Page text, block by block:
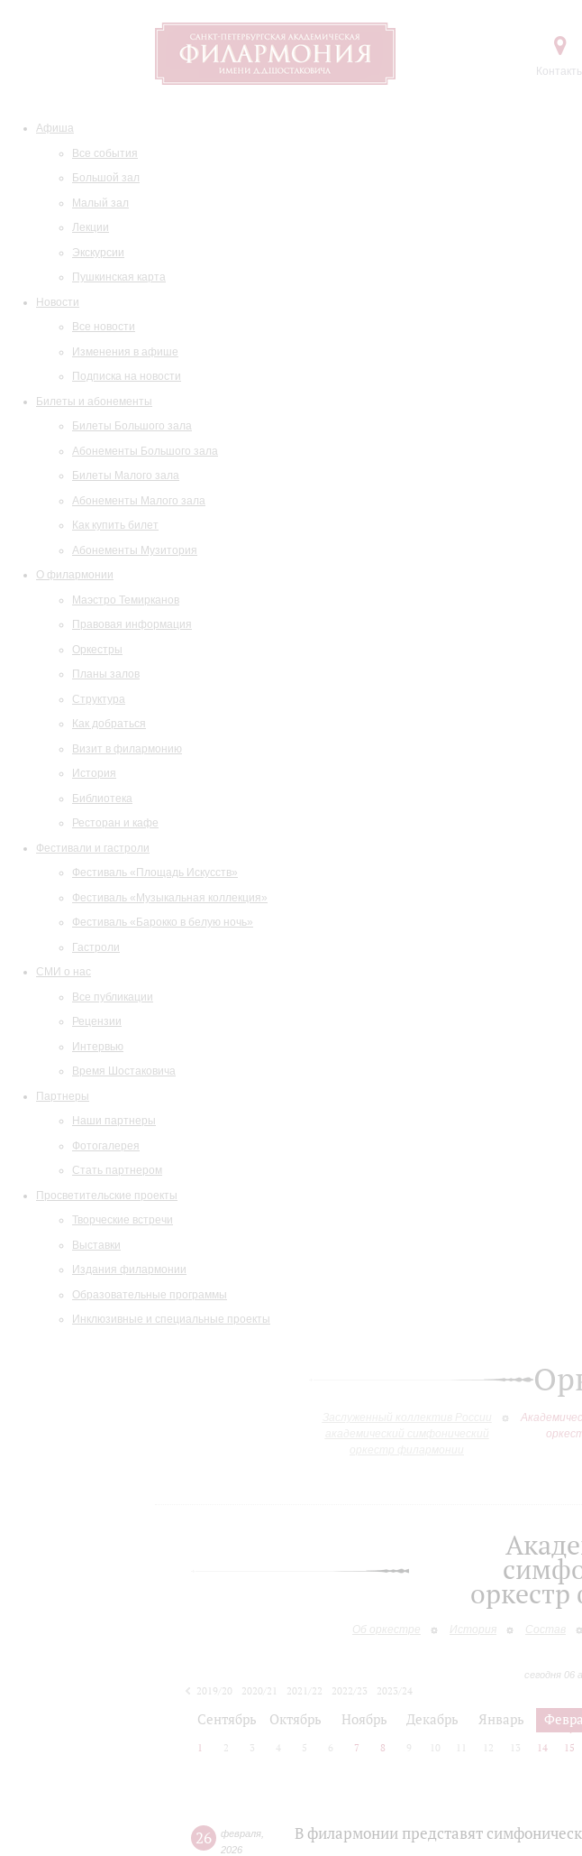
Афиша
Все события
Большой зал
Малый зал
Лекции
Экскурсии
Пушкинская карта
Новости
Все новости
Изменения в афише
Подписка на новости
Билеты и абонементы
Билеты Большого зала
Абонементы Большого зала
Билеты Малого зала
Абонементы Малого зала
Как купить билет
Абонементы Музитория
О филармонии
Маэстро Темирканов
Правовая информация
Оркестры
Планы залов
Структура
Как добраться
Визит в филармонию
История
Библиотека
Ресторан и кафе
Фестивали и гастроли
Фестиваль «Площадь Искусств»
Фестиваль «Музыкальная коллекция»
Фестиваль «Барокко в белую ночь»
Гастроли
СМИ о нас
Все публикации
Рецензии
Интервью
Время Шостаковича
Партнеры
Наши партнеры
Фотогалерея
Стать партнером
Просветительские проекты
Творческие встречи
Выставки
Издания филармонии
Образовательные программы
Инклюзивные и специальные проекты
Об оркестре История Состав
сегодня 06
2019/20 2020/21 2021/22 2022/23
2023/24
Сентябрь Октябрь Ноябрь Декабрь Январь
1 2 3 4 5 6 7 8 9 10 12 13 14 15
26 февраля
2026
В филармонии представят